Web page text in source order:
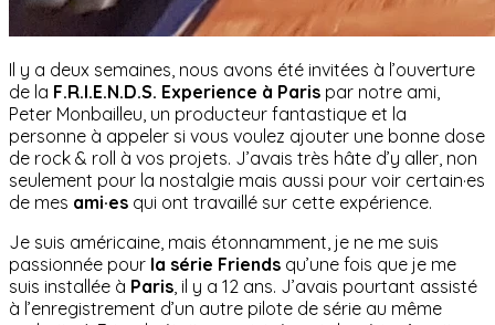
Il y a deux semaines, nous avons été invitées à l’ouverture
de la F.R.I.E.N.D.S. Experience à Paris par notre ami,
Peter Monbailleu, un producteur fantastique et la
personne à appeler si vous voulez ajouter une bonne dose
de rock & roll à vos projets. J’avais très hâte d’y aller, non
seulement pour la nostalgie mais aussi pour voir certain·es
de mes ami·es qui ont travaillé sur cette expérience.
Je suis américaine, mais étonnamment, je ne me suis
passionnée pour la série Friends qu’une fois que je me
suis installée à Paris, il y a 12 ans. J’avais pourtant assisté
à l’enregistrement d’un autre pilote de série au même